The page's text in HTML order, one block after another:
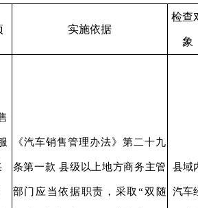
实施依据
检查
象
《汽车销售管理办法》第二十九
条第一款 县级以上地方商务主管
部门应当依据职责，采取“双随
县域
汽车